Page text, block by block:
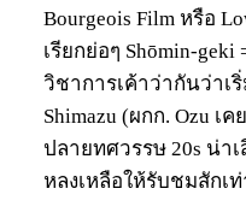
Bourgeois Film หรือ
เรียกย่อๆ Shōmin-geki
วิชาการเค้าว่ากันว่าเ
Shimazu (ผกก. Ozu เ
ปลายทศวรรษ 20s น่า
หลงเหลือให้รับชมสักเ